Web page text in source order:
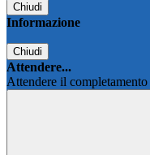
Chiudi
Informazione
Chiudi
Attendere...
Attendere il